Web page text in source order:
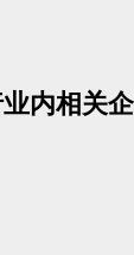
内相关